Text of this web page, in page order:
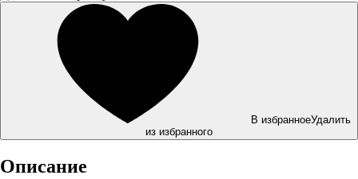
В избранноеУдалить
из избранного
Описание